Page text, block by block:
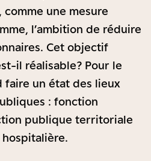
comme une mesure
l’ambition de réduire
Cet objectif
il réalisable ? Pour le
faire un état des lieux
: fonction
publique territoriale